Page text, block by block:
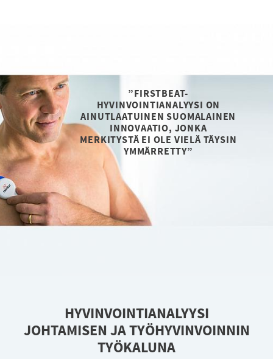
”FIRSTBEAT-
HYVINVOINTIANALYYSI ON
AINUTLAATUINEN SUOMALAINEN
INNOVAATIO, JONKA
MERKITYSTÄ EI OLE VIELÄ TÄYSIN
YMMÄRRETTY”
HYVINVOINTIANALYYSI
JOHTAMISEN JA TYÖHYVINVOINNIN
TYÖKALUNA